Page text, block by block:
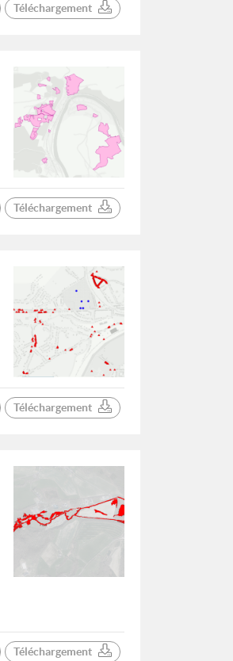
Téléchargement
Téléchargement
Téléchargement
Téléchargement